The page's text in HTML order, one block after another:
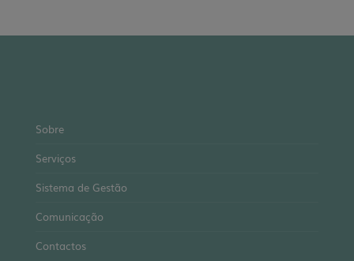
Sobre
Serviços
Sistema de Gestão
Comunicação
Contactos